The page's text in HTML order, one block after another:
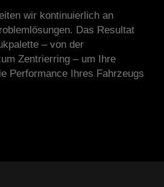
wir kontinuierlich an
Das Resultat
– von der
Zentrierring – um Ihre
Performance Ihres Fahrzeugs